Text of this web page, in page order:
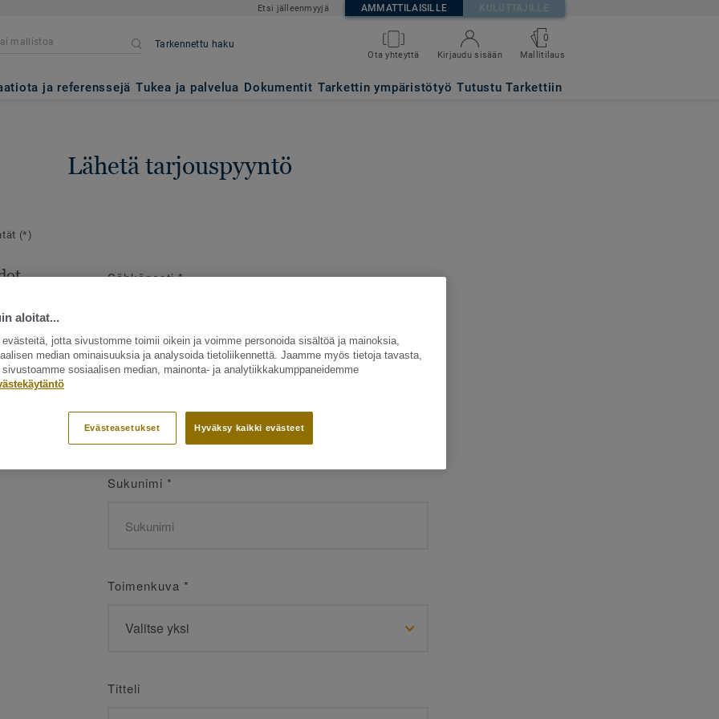
Etsi jälleenmyyjä AMMATTILAISILLE KULUTTAJILLE
Tarkennettu haku
Ota yhteyttä Kirjaudu sisään
0
Mallitilaus
ja referenssejä Tukea ja palvelua Dokumentit Tarkettin ympäristötyö Tutustu Tarkettiin
Lähetä tarjouspyyntö
(*)
Sähköposti*
*
Sukunimi *
Toimenkuva *
Titteli
aloitat...
evästeitä, jotta sivustomme toimii oikein ja voimme personoida sisältöä ja mainoksia,
median ominaisuuksia ja analysoida tietoliikennettä. Jaamme myös tietoja tavasta,
sosiaalisen median, mainonta- ja analytiikkakumppaneidemme
Hyväksy kaikki evästeet
Evästeasetukset